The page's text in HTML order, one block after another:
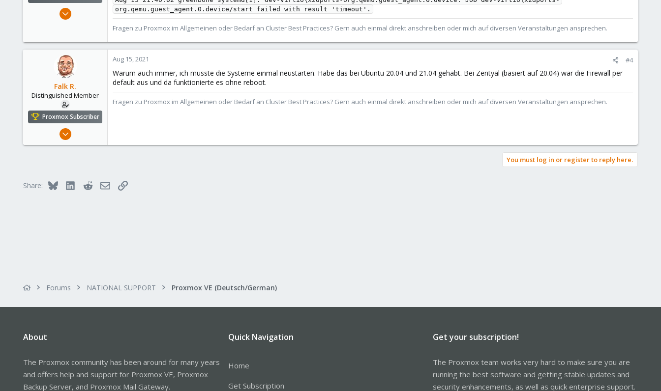
Aug 2, 2021
Fragen zu Proxmox im Allgemeinen oder Bedarf an Cluster Best Practices? Gern auch einmal direkt anschreiben oder mich auf diversen Veranstaltungen ansprechen.
Falk R.
Distinguished Member
Proxmox Subscriber
Aug 2, 2021
Alfhausen, Germany
Aug 15, 2021 #4
Warum auch immer, ich musste die Systeme einmal neustarten. Habe das bei Ubuntu 20.04 und 21.04 gehabt. Bei Zentyal (basiert auf 20.04) war die Firewall per
default aus und da funktionierte es ohne reboot.
Fragen zu Proxmox im Allgemeinen oder Bedarf an Cluster Best Practices? Gern auch einmal direkt anschreiben oder mich auf diversen Veranstaltungen ansprechen.
You must log in or register to reply here.
Share: Bluesky LinkedInRedditEmailLink
Forums NATIONAL SUPPORT Proxmox VE (Deutsch/German)
About
The Proxmox community has been around for many years
and offers help and support for Proxmox VE, Proxmox
Backup Server, and Proxmox Mail Gateway.
Quick Navigation
Home
Get Subscription
Get your subscription!
The Proxmox team works very hard to make sure you are
running the best software and getting stable updates and
security enhancements, as well as quick enterprise support.